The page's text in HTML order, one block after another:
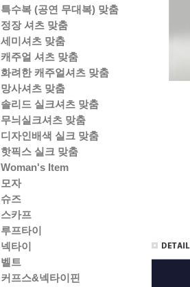
특수복 (공연 무대복) 맞춤
정장 셔츠 맞춤
세미셔츠 맞춤
캐주얼 셔츠 맞춤
화려한 캐주얼셔츠 맞춤
망사셔츠 맞춤
솔리드 실크셔츠 맞춤
무늬실크셔츠 맞춤
디자인배색 실크 맞춤
핫픽스 실크 맞춤
Woman's Item
모자
슈즈
스카프
루프타이
넥타이
벨트
커프스&넥타이핀